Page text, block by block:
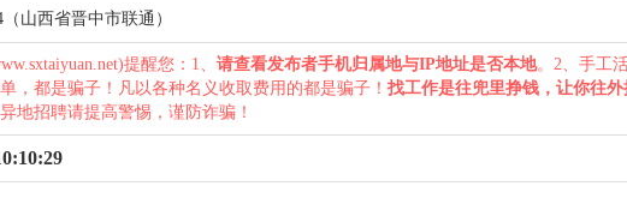
（山西省晋中市联通）
提醒您：1、 请查看发布者手机归属地与IP地址是否本地。2、手工活
，都是骗子！凡以各种名义收取费用的都是骗子！ 找工作是往兜里挣钱，让你往外
异地招聘请提高警惕，谨防诈骗！